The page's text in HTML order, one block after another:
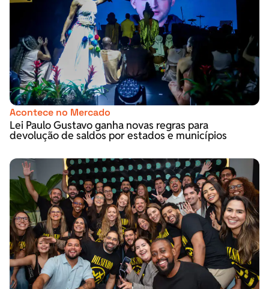
Acontece no Mercado
Lei Paulo Gustavo ganha novas regras para
devolução de saldos por estados e municípios